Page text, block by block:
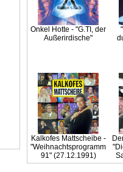
Onkel Hotte - "G.TI, der
Außerirdische"
Kalkofes Mattscheibe -
"Weihnachtsprogramm
91" (27.12.1991)